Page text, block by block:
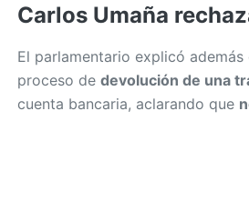
Carlos Umaña
El parlamentario explicó
proceso de devolución de una
cuenta bancaria, aclarando que